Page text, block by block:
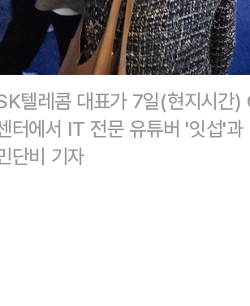
텔레콤 대표가 7일(현지시
터에서 IT 전문 유튜버 '잇섭'
단비 기자